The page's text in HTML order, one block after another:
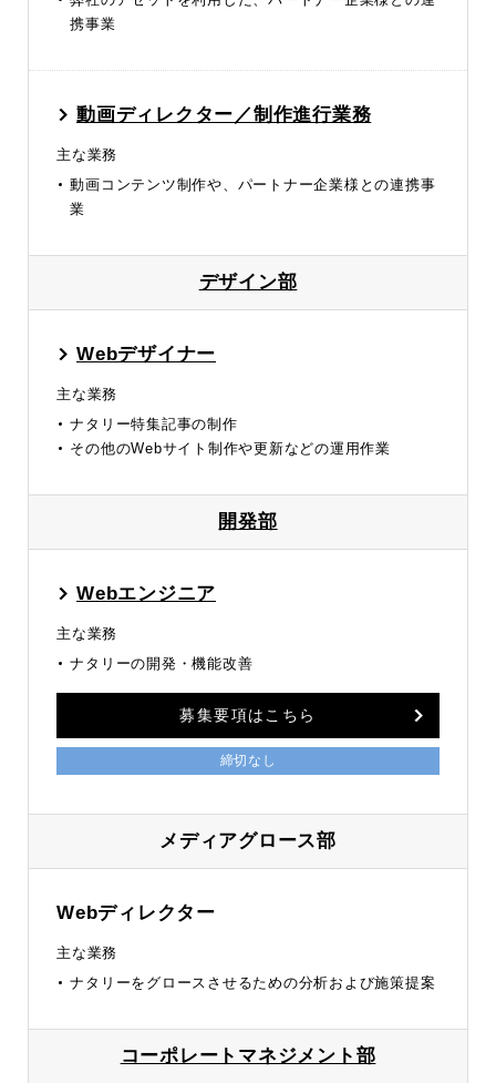
携事業
動画ディレクター／制作進行業務
主な業務
動画コンテンツ制作や、パートナー企業様との連携事
業
デザイン部
Webデザイナー
主な業務
ナタリー特集記事の制作
その他のWebサイト制作や更新などの運用作業
開発部
Webエンジニア
主な業務
ナタリーの開発・機能改善
募集要項はこちら
締切なし
メディアグロース部
Webディレクター
主な業務
ナタリーをグロースさせるための分析および施策提案
コーポレートマネジメント部